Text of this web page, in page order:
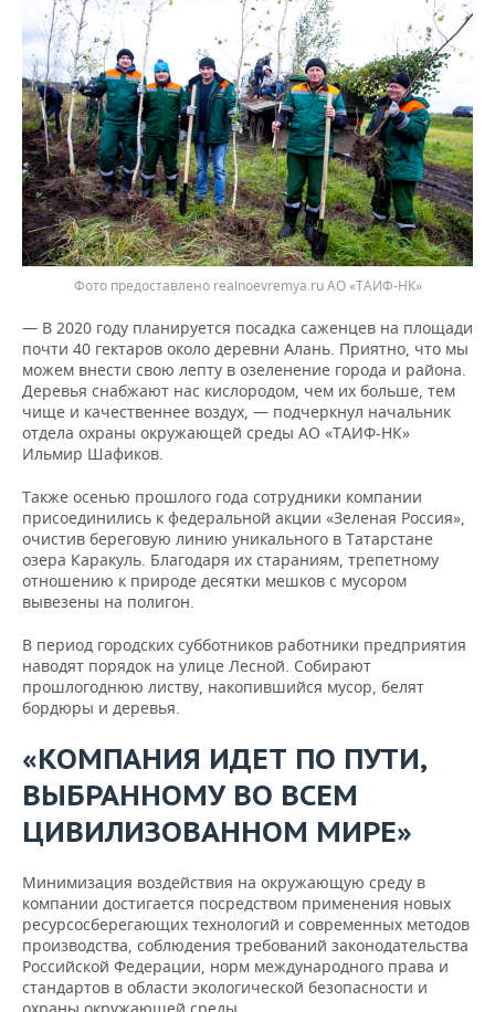
Фото предоставлено realnoevremya.ru АО «ТАИФ-НК»
— В 2020 году планируется посадка саженцев на площади
почти 40 гектаров около деревни Алань. Приятно, что мы
можем внести свою лепту в озеленение города и района.
Деревья снабжают нас кислородом, чем их больше, тем
чище и качественнее воздух, — подчеркнул начальник
отдела охраны окружающей среды АО «ТАИФ-НК»
Ильмир Шафиков.
Также осенью прошлого года сотрудники компании
присоединились к федеральной акции «Зеленая Россия»,
очистив береговую линию уникального в Татарстане
озера Каракуль. Благодаря их стараниям, трепетному
отношению к природе десятки мешков с мусором
вывезены на полигон.
В период городских субботников работники предприятия
наводят порядок на улице Лесной. Собирают
прошлогоднюю листву, накопившийся мусор, белят
бордюры и деревья.
«КОМПАНИЯ ИДЕТ ПО ПУТИ,
ВЫБРАННОМУ ВО ВСЕМ
ЦИВИЛИЗОВАННОМ МИРЕ»
Минимизация воздействия на окружающую среду в
компании достигается посредством применения новых
ресурсосберегающих технологий и современных методов
производства, соблюдения требований законодательства
Российской Федерации, норм международного права и
стандартов в области экологической безопасности и
охраны окружающей среды.